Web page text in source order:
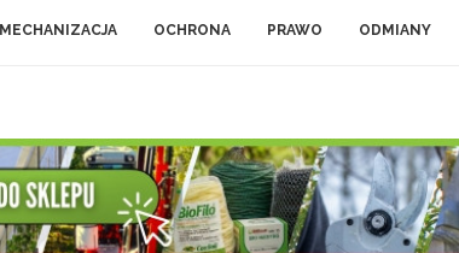
MECHANIZACJA OCHRONA PRAWO ODMIANY